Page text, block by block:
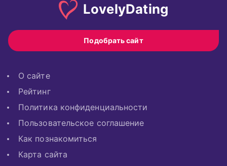
LovelyDating
Подобрать сайт
О сайте
Рейтинг
Политика конфиденциальности
Пользовательское соглашение
Как познакомиться
Карта сайта